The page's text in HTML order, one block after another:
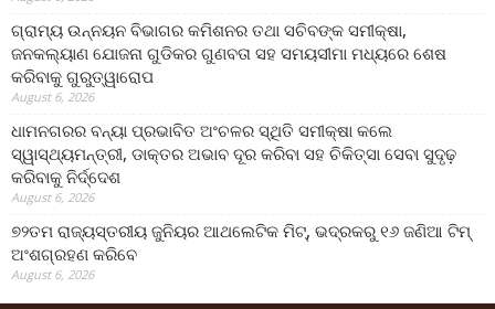
ଗ୍ରାମ୍ୟ ଉନ୍ନୟନ ବିଭାଗର କମିଶନର ତଥା ସଚିବଙ୍କ ସମୀକ୍ଷା,
ଜନକଲ୍ୟାଣ ଯୋଜନା ଗୁଡିକର ଗୁଣବତା ସହ ସମୟସୀମା ମଧ୍ୟରେ ଶେଷ
କରିବାକୁ ଗୁରୁତ୍ୱାରୋପ
August 6, 2026
ଧାମନଗରର ବନ୍ୟା ପ୍ରଭାବିତ ଅଂଚଳର ସ୍ଥିତି ସମୀକ୍ଷା କଲେ
ସ୍ୱାସ୍ଥ୍ୟମନ୍ତ୍ରୀ, ଡାକ୍ତର ଅଭାବ ଦୂର କରିବା ସହ ଚିକିତ୍ସା ସେବା ସୁଦୃଢ଼
କରିବାକୁ ନିର୍ଦ୍ଦେଶ
August 6, 2026
୭୨ତମ ରାଜ୍ୟସ୍ତରୀୟ ଜୁନିୟର ଆଥଲେଟିକ ମିଟ୍‌, ଭଦ୍ରକରୁ ୧୬ ଜଣିଆ ଟିମ୍
ଅଂଶଗ୍ରହଣ କରିବେ
August 6, 2026